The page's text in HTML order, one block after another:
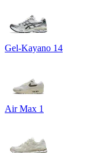
Gel-Kayano 14
Air Max 1